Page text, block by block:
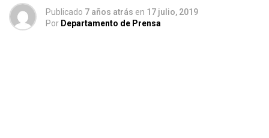
Publicado 7 años atrás en 17 julio, 2019
Por Departamento de Prensa